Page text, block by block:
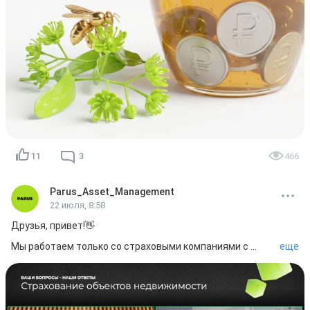
📍 ПАРУС-МАКС: ~167 млн ₽ (112 164 шт.) / цена 1 529 ₽
📍 ПАРУС-МВ: ~750 млн ₽ (833 934 шт.) / цена 900 ₽
Ваш PARUS AM! 💚
11 3 466
Parus_Asset_Management
22 июля, 8:58
Друзья, привет!👋
Мы работаем только со страховыми компаниями с
выше:
📍 СберСтрахование: ruAAA, прогноз «Стабильный»
📍 АльфаСтрахование: ruAAA, прогноз «Стабильный»
еще